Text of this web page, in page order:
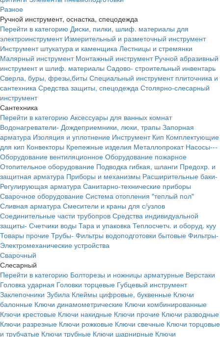
Разное
Ручной инструмент, оснастка, спецодежда
Перейти в категорию Диски, пилки, шлиф. материалы для
электроинструмент Измерительный и разметочный инструмент
Инструмент штукатура и каменщика Лестницы и стремянки
Малярный инструмент Монтажный инструмент Ручной абразивный
инструмент и шлиф. материалы Садово- строительный инвентарь
Сверла, буры, фрезы,биты Специальный инструмент плиточника и
сантехника Средства защиты, спецодежда Столярно-слесарный
инструмент
Сантехника
Перейти в категорию Аксессуары для ванных комнат
Водонагреватели- Дождеприемники, люки, трапы Запорная
арматура Изоляция и уплотнение Инструмент Кип Комплектующие
для кип Конвекторы Крепежные изделия Металлопрокат Насосы---
Оборудование вентиляционное Оборудование пожарное
Отопительное оборудование Подводка гибкая, шланги Предохр. и
защитная арматура Приборы и механизмы Расширительные баки-
Регулирующая арматура Санитарно-технические приборы
Сварочное оборудование Система отопления "теплый пол"
Сливная арматура Смесители и краны для с/узлов
Соединительные части трубопров Средства индивидуальной
защиты- Счетчики воды Тара и упаковка Теплосчетч. и оборуд. куу
Товары прочие Трубы- Фильтры водоподготовки бытовые Фильтры-
Электромеханические устройства
Сварочный
Слесарный
Перейти в категорию Болторезы и ножницы арматурные Верстаки
Головка ударная Головки торцевые Губцевый инструмент
Заклепочники Зубила Клеймы цифровые, буквенные Ключи
балонные Ключи динамометрические Ключи комбинированные
Ключи крестовые Ключи накидные Ключи прочие Ключи разводные
Ключи разрезные Ключи рожковые Ключи свечные Ключи торцовые
и трубчатые Ключи трубные Ключи шарнирные Ключи